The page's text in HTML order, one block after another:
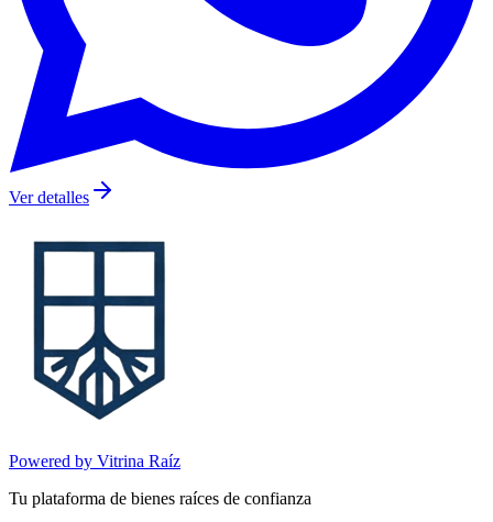
Ver detalles
Powered by Vitrina Raíz
Tu plataforma de bienes raíces de confianza